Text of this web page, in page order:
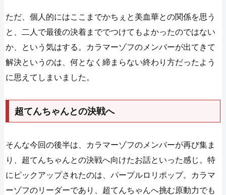
ただ、個人的にはここまでかちぇと美血華との関係を思う
と、二人で最後の決着まででつけてもよかったのではない
か、という気はする。カラマーゾフのメンバーが出てきて
解決というのは、何となく締まらない終わり方だったよう
に思えてしまいました。
超てんちゃんとの決戦へ
そんな今回の後半は、カラマーゾフのメンバーが再び集ま
り、超てんちゃんとの決戦へ向けたお話といった感じ。特
にピックアップされたのは、パープルロリポップ。カラマ
ーゾフのリーダーであり、超てんちゃんへ挑む原動力でも